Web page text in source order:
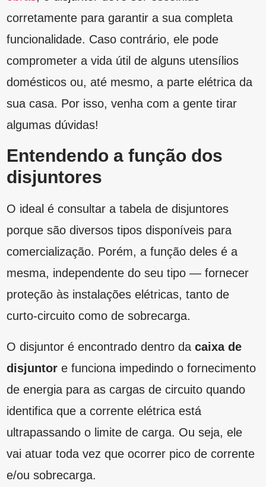
algumas dúvidas!
Entendendo a função dos
disjuntores
O ideal é consultar a tabela de disjuntores
porque são diversos tipos disponíveis para
comercialização. Porém, a função deles é a
mesma, independente do seu tipo — fornecer
proteção às instalações elétricas, tanto de
curto-circuito como de sobrecarga.
O disjuntor é encontrado dentro dacaixa de
disjuntore funciona impedindo o fornecimento
de energia para as cargas de circuito quando
identifica que a corrente elétrica está
ultrapassando o limite de carga. Ou seja, ele
vai atuar toda vez que ocorrer pico de corrente
As três principais categorias
dos disjuntores
Já falamos que existem diversos modelos de
disjuntores, mesmo que a função e a finalidade
sejam as mesmas neles todos. Então, o